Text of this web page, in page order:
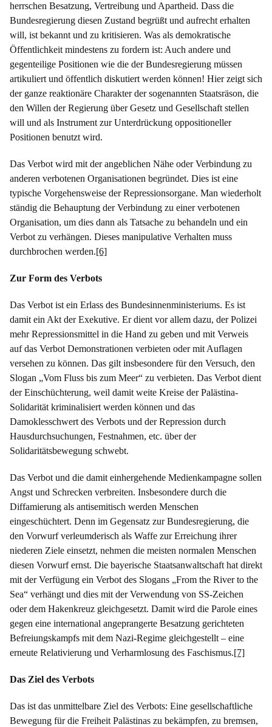
herrschen Besatzung, Vertreibung und Apartheid. Dass die
Bundesregierung diesen Zustand begrüßt und aufrecht erhalten
will, ist bekannt und zu kritisieren. Was als demokratische
Öffentlichkeit mindestens zu fordern ist: Auch andere und
gegenteilige Positionen wie die der Bundesregierung müssen
artikuliert und öffentlich diskutiert werden können! Hier zeigt sich
der ganze reaktionäre Charakter der sogenannten Staatsräson, die
den Willen der Regierung über Gesetz und Gesellschaft stellen
will und als Instrument zur Unterdrückung oppositioneller
Positionen benutzt wird.
Das Verbot wird mit der angeblichen Nähe oder Verbindung zu
anderen verbotenen Organisationen begründet. Dies ist eine
typische Vorgehensweise der Repressionsorgane. Man wiederholt
ständig die Behauptung der Verbindung zu einer verbotenen
Organisation, um dies dann als Tatsache zu behandeln und ein
Verbot zu verhängen. Dieses manipulative Verhalten muss
durchbrochen werden.[6]
Zur Form des Verbots
Das Verbot ist ein Erlass des Bundesinnenministeriums. Es ist
damit ein Akt der Exekutive. Er dient vor allem dazu, der Polizei
mehr Repressionsmittel in die Hand zu geben und mit Verweis
auf das Verbot Demonstrationen verbieten oder mit Auflagen
versehen zu können. Das gilt insbesondere für den Versuch, den
Slogan „Vom Fluss bis zum Meer“ zu verbieten. Das Verbot dient
der Einschüchterung, weil damit weite Kreise der Palästina-
Solidarität kriminalisiert werden können und das
Damoklesschwert des Verbots und der Repression durch
Hausdurchsuchungen, Festnahmen, etc. über der
Solidaritätsbewegung schwebt.
Das Verbot und die damit einhergehende Medienkampagne sollen
Angst und Schrecken verbreiten. Insbesondere durch die
Diffamierung als antisemitisch werden Menschen
eingeschüchtert. Denn im Gegensatz zur Bundesregierung, die
den Vorwurf verleumderisch als Waffe zur Erreichung ihrer
niederen Ziele einsetzt, nehmen die meisten normalen Menschen
diesen Vorwurf ernst. Die bayerische Staatsanwaltschaft hat direkt
mit der Verfügung ein Verbot des Slogans „From the River to the
Sea“ verhängt und dies mit der Verwendung von SS-Zeichen
oder dem Hakenkreuz gleichgesetzt. Damit wird die Parole eines
gegen eine international angeprangerte Besatzung gerichteten
Befreiungskampfs mit dem Nazi-Regime gleichgestellt – eine
erneute Relativierung und Verharmlosung des Faschismus.[7]
Das Ziel des Verbots
Das ist das unmittelbare Ziel des Verbots: Eine gesellschaftliche
Bewegung für die Freiheit Palästinas zu bekämpfen, zu bremsen,